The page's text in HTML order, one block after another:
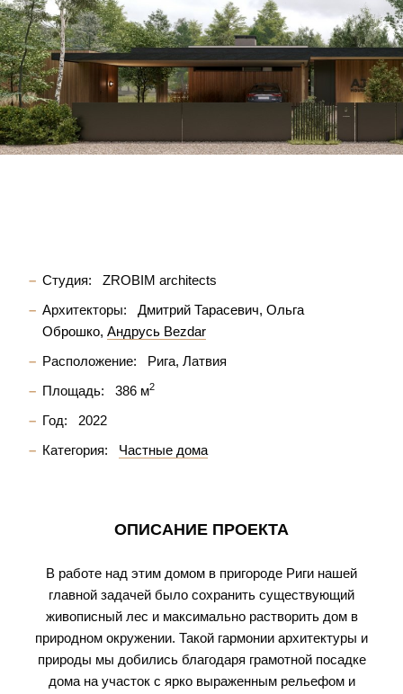
Студия:
ZROBIM architects
Архитекторы:
Дмитрий Тарасевич Ольга
Оброшко Андрусь Bezdar
Расположение:
Рига, Латвия
Площадь:
386 м2
Год:
2022
Категория:
Частные дома
ОПИСАНИЕ ПРОЕКТА
В работе над этим домом в пригороде Риги нашей
главной задачей было сохранить существующий
живописный лес и максимально растворить дом в
природном окружении. Такой гармонии архитектуры и
природы мы добились благодаря грамотной посадке
дома на участок с ярко выраженным рельефом и